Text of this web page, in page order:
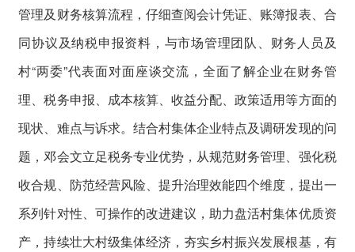
管理及财务核算流程，仔细查阅会计凭证、账簿报表、合
同协议及纳税申报资料，与市场管理团队、财务人员及
村“两委”代表面对面座谈交流，全面了解企业在财务管
理、税务申报、成本核算、收益分配、政策适用等方面的
现状、难点与诉求。结合村集体企业特点及调研发现的问
题，邓会文立足税务专业优势，从规范财务管理、强化税
收合规、防范经营风险、提升治理效能四个维度，提出一
系列针对性、可操作的改进建议，助力盘活村集体优质资
产，持续壮大村级集体经济，夯实乡村振兴发展根基，有